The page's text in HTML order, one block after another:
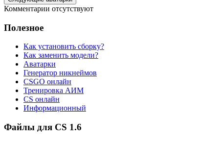
Комментарии отсутствуют
Полезное
Как установить сборку?
Как заменить модели?
Аватарки
Генератор никнеймов
CSGO онлайн
Тренировка АИМ
CS онлайн
Информационный
Файлы для CS 1.6